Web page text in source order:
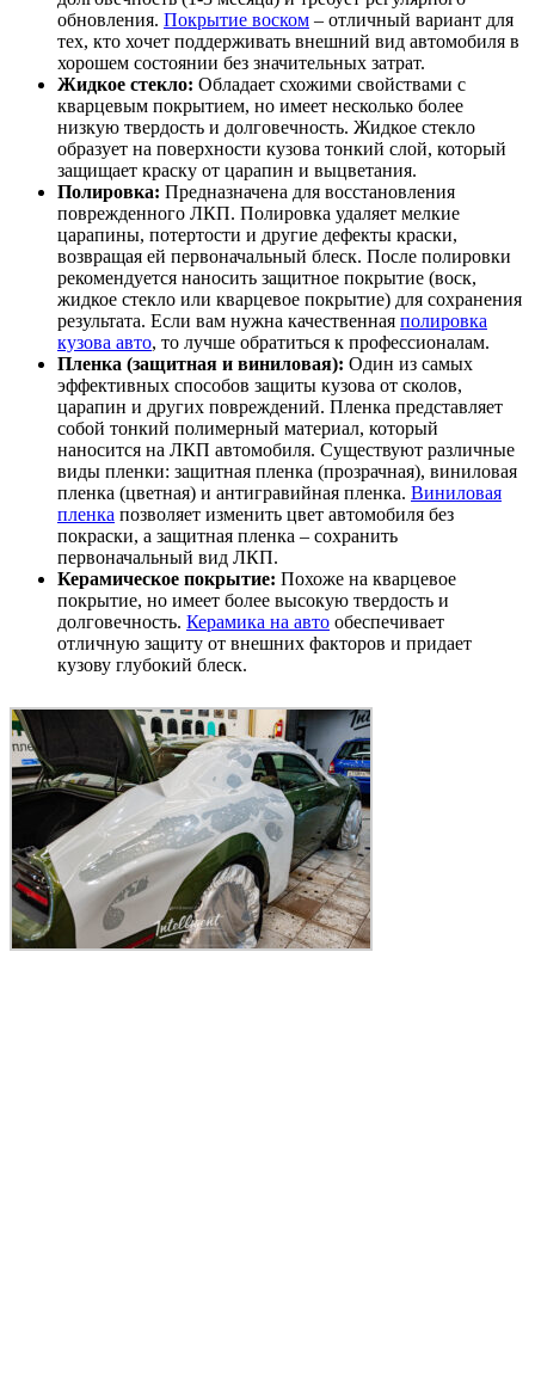
обновления. Покрытие воском – отличный вариант для
тех, кто хочет поддерживать внешний вид автомобиля в
хорошем состоянии без значительных затрат.
Жидкое стекло: Обладает схожими свойствами с
кварцевым покрытием, но имеет несколько более
низкую твердость и долговечность. Жидкое стекло
образует на поверхности кузова тонкий слой, который
защищает краску от царапин и выцветания.
Полировка: Предназначена для восстановления
поврежденного ЛКП. Полировка удаляет мелкие
царапины, потертости и другие дефекты краски,
возвращая ей первоначальный блеск. После полировки
рекомендуется наносить защитное покрытие (воск,
жидкое стекло или кварцевое покрытие) для сохранения
результата. Если вам нужна качественная полировка
кузова авто, то лучше обратиться к профессионалам.
Пленка (защитная и виниловая): Один из самых
эффективных способов защиты кузова от сколов,
царапин и других повреждений. Пленка представляет
собой тонкий полимерный материал, который
наносится на ЛКП автомобиля. Существуют различные
виды пленки: защитная пленка (прозрачная), виниловая
пленка (цветная) и антигравийная пленка. Виниловая
пленка позволяет изменить цвет автомобиля без
покраски, а защитная пленка – сохранить
первоначальный вид ЛКП.
Керамическое покрытие: Похоже на кварцевое
покрытие, но имеет более высокую твердость и
долговечность. Керамика на авто обеспечивает
отличную защиту от внешних факторов и придает
кузову глубокий блеск.